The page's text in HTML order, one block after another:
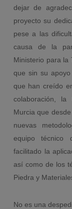
dejar de
proyecto su
pese a las
causa de la
Ministerio para la
que sin su
que han creído
colaboración,
Murcia que
nuevas
equipo técnico
facilitado la
así como de los
Piedra y
No es una